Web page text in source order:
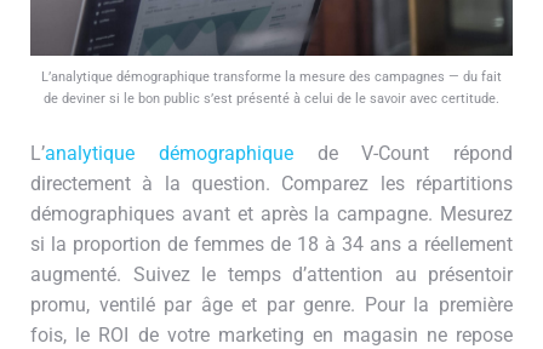
L’analytique démographique transforme la mesure des campagnes — du fait
de deviner si le bon public s’est présenté à celui de le savoir avec certitude.
L’analytique démographiquede V-Count répond
directement à la question. Comparez les répartitions
démographiques avant et après la campagne. Mesurez
si la proportion de femmes de 18 à 34 ans a réellement
augmenté. Suivez le temps d’attention au présentoir
promu, ventilé par âge et par genre. Pour la première
fois, le ROI de votre marketing en magasin ne repose